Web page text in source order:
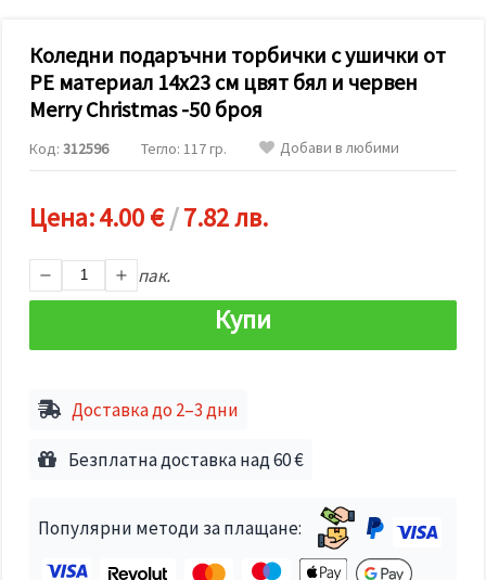
съгласиш
всички
"бисквитки"
натиснеш
"Приеми
или да
посочиш
предпочитанията
като
"бисквитки"
бутона
"Запази"
Приеми
Коледни подаръчни торбички с ушички от
PE материал 14x23 см цвят бял и червен
Merry Christmas -50 броя
Код: 312596 Тегло: 117 гр. Добави в любими
Цена:4.00 €/7.82 лв.
пак.
Купи
Доставка до 2–3 дни
Безплатна доставка над 60 €
Популярни методи за плащане: